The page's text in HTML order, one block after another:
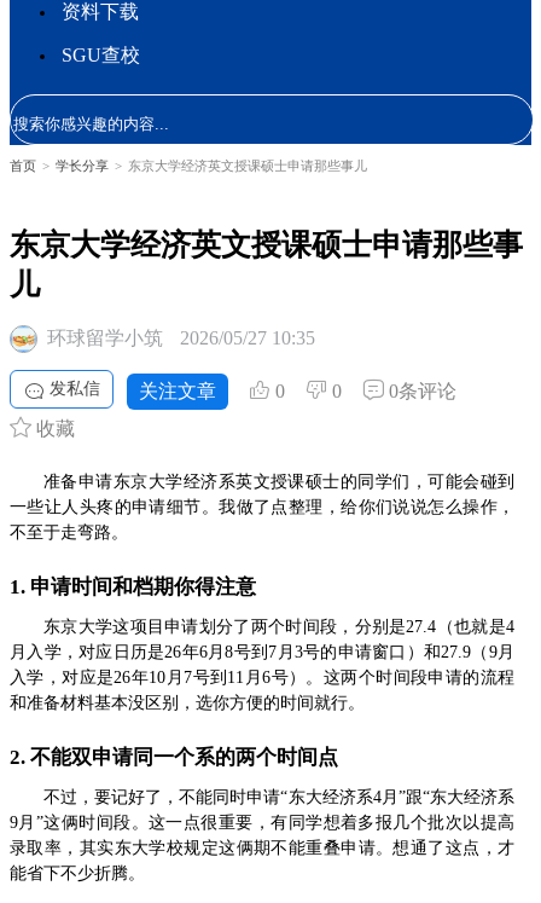
资料下载
SGU查校
首页 > 学长分享 > 东京大学经济英文授课硕士申请那些事儿
东京大学经济英文授课硕士申请那些事
儿
环球留学小筑 2026/05/27 10:35
发私信 关注文章 0 0
0条评论
收藏
准备申请东京大学经济系英文授课硕士的同学们，可能会碰到
一些让人头疼的申请细节。我做了点整理，给你们说说怎么操作，
不至于走弯路。
1. 申请时间和档期你得注意
东京大学这项目申请划分了两个时间段，分别是27.4（也就是4
月入学，对应日历是26年6月8号到7月3号的申请窗口）和27.9（9月
入学，对应是26年10月7号到11月6号）。这两个时间段申请的流程
和准备材料基本没区别，选你方便的时间就行。
2. 不能双申请同一个系的两个时间点
不过，要记好了，不能同时申请“东大经济系4月”跟“东大经济系
9月”这俩时间段。这一点很重要，有同学想着多报几个批次以提高
录取率，其实东大学校规定这俩期不能重叠申请。想通了这点，才
能省下不少折腾。